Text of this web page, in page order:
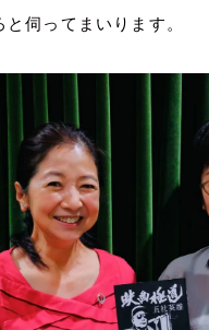
伺ってまいります。